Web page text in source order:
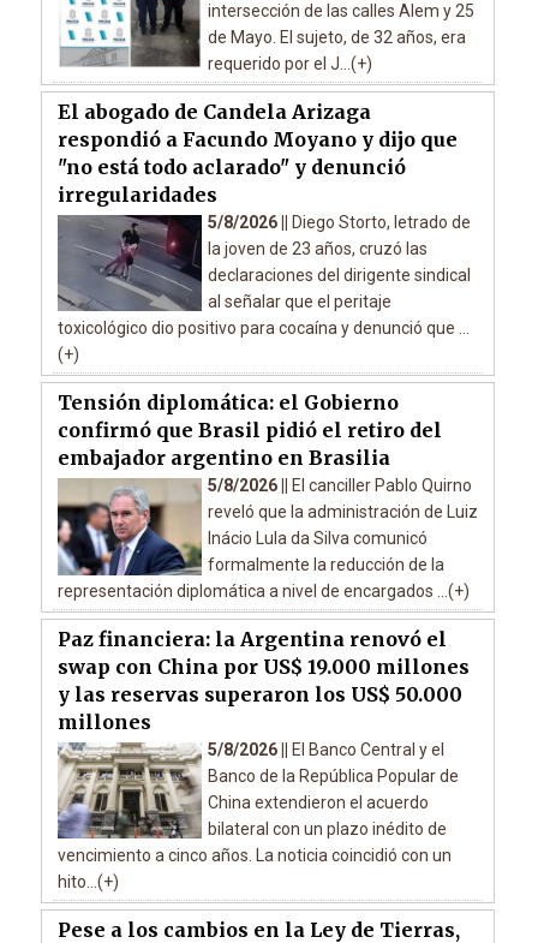
intersección de las calles Alem y 25
de Mayo. El sujeto, de 32 años, era
requerido por el J...(+)
El abogado de Candela Arizaga
respondió a Facundo Moyano y dijo que
"no está todo aclarado" y denunció
irregularidades
5/8/2026 ||
Diego Storto, letrado de
la joven de 23 años, cruzó las
declaraciones del dirigente sindical
al señalar que el peritaje
toxicológico dio positivo para cocaína y denunció que ...
(+)
Tensión diplomática: el Gobierno
confirmó que Brasil pidió el retiro del
embajador argentino en Brasilia
5/8/2026 ||
El canciller Pablo Quirno
reveló que la administración de Luiz
Inácio Lula da Silva comunicó
formalmente la reducción de la
representación diplomática a nivel de encargados ...(+)
Paz financiera: la Argentina renovó el
swap con China por US$ 19.000 millones
y las reservas superaron los US$ 50.000
millones
5/8/2026 ||
El Banco Central y el
Banco de la República Popular de
China extendieron el acuerdo
bilateral con un plazo inédito de
vencimiento a cinco años. La noticia coincidió con un
hito...(+)
Pese a los cambios en la Ley de Tierras,